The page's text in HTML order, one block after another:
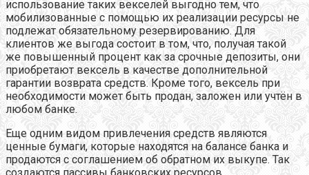
использование таких векселей выгодно тем, что
мобилизованные с помощью их реализации ресурсы не
подлежат обязательному резервированию. Для
клиентов же выгода состоит в том, что, получая такой
же повышенный процент как за срочные депозиты, они
приобретают вексель в качестве дополнительной
гарантии возврата средств. Кроме того, вексель при
необходимости может быть продан, заложен или учтён в
любом банке.
Еще одним видом привлечения средств являются
ценные бумаги, которые находятся на балансе банка и
продаются с соглашением об обратном их выкупе. Так